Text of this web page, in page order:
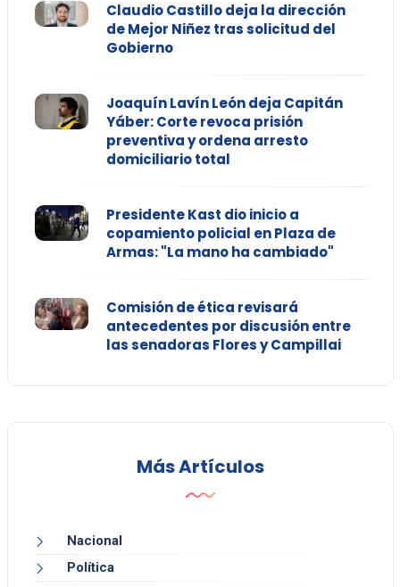
Claudio Castillo deja la dirección
de Mejor Niñez tras solicitud del
Gobierno
Joaquín Lavín León deja Capitán
Yáber: Corte revoca prisión
preventiva y ordena arresto
domiciliario total
Presidente Kast dio inicio a
copamiento policial en Plaza de
Armas: "La mano ha cambiado"
Comisión de ética revisará
antecedentes por discusión entre
las senadoras Flores y Campillai
Más Artículos
Nacional
Política